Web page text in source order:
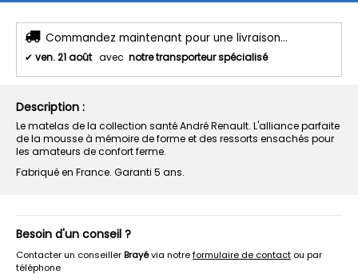
Commandez maintenant pour une livraison...
✔ ven. 21 août avec notre transporteur spécialisé
Description :
Le matelas de la collection santé André Renault. L'alliance parfaite
de la mousse à mémoire de forme et des ressorts ensachés pour
les amateurs de confort ferme.
Fabriqué en France. Garanti 5 ans.
Besoin d'un conseil ?
Contacter un conseillerBrayévia notreformulaire de contact ou par
téléphone